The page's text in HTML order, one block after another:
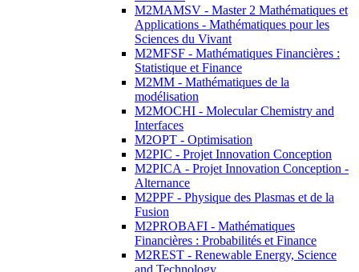
M2MAMSV - Master 2 Mathématiques et
Applications - Mathématiques pour les
Sciences du Vivant
M2MFSF - Mathématiques Financières :
Statistique et Finance
M2MM - Mathématiques de la
modélisation
M2MOCHI - Molecular Chemistry and
Interfaces
M2OPT - Optimisation
M2PIC - Projet Innovation Conception
M2PICA - Projet Innovation Conception -
Alternance
M2PPF - Physique des Plasmas et de la
Fusion
M2PROBAFI - Mathématiques
Financières : Probabilités et Finance
M2REST - Renewable Energy, Science
and Technology